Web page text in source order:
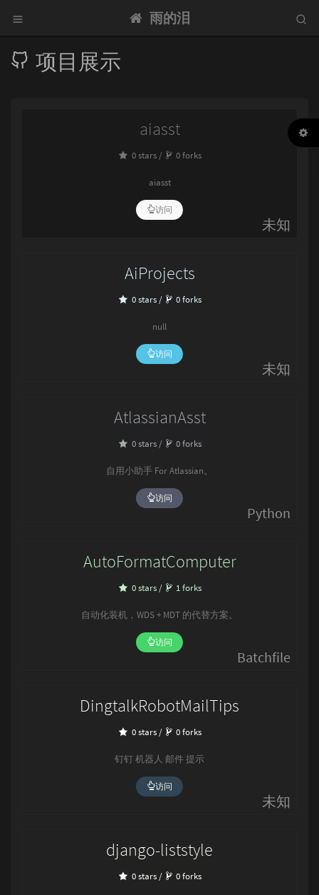
雨的泪
项目展示
未知
aiasst
0 stars / 0 forks
aiasst
访问
未知
AiProjects
0 stars / 0 forks
null
访问
Python
AtlassianAsst
0 stars / 0 forks
自用小助手 For Atlassian。
访问
Batchfile
AutoFormatComputer
0 stars / 1 forks
自动化装机，WDS + MDT 的代替方案。
访问
未知
DingtalkRobotMailTips
0 stars / 0 forks
钉钉 机器人 邮件 提示
访问
django-liststyle
0 stars / 0 forks